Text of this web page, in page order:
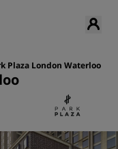
Plaza London Waterloo